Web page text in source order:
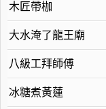
木匠帶枷
大水淹了龍王廟
八級工拜師傅
冰糖煮黃蓮